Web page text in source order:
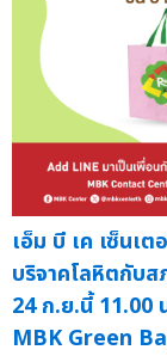
เอ็ม บี เค เซ็นเ
บริจาคโลหิตกับส
24 ก.ย.นี้ 11.00
MBK Green